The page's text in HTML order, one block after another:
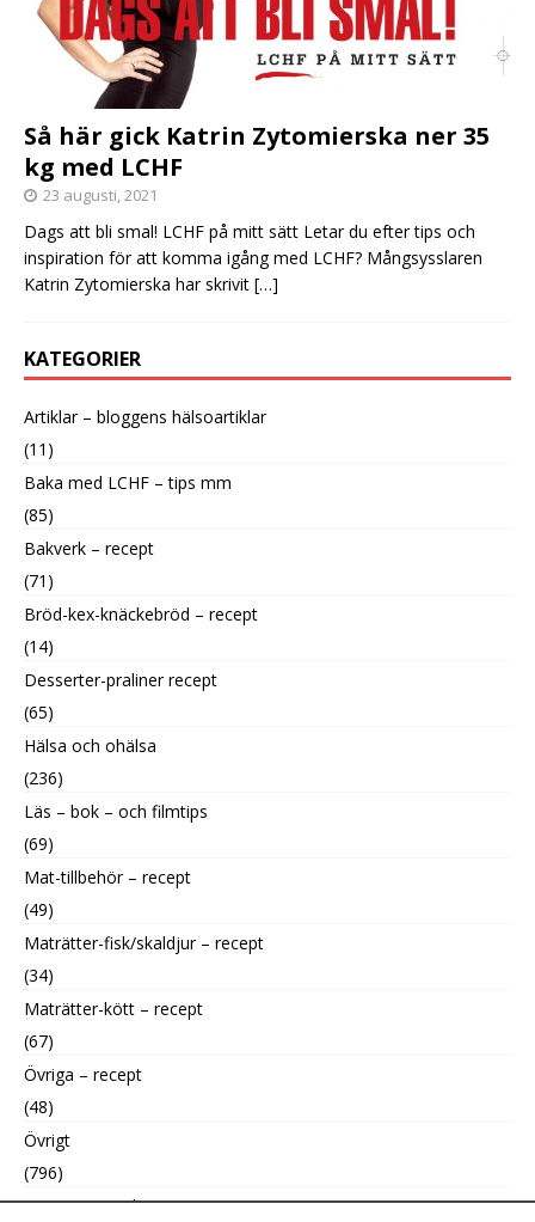
Så här gick Katrin Zytomierska ner 35
kg med LCHF
23 augusti, 2021
Dags att bli smal! LCHF på mitt sätt Letar du efter tips och
inspiration för att komma igång med LCHF? Mångsysslaren
Katrin Zytomierska har skrivit […]
KATEGORIER
Artiklar – bloggens hälsoartiklar
(11)
Baka med LCHF – tips mm
(85)
Bakverk – recept
(71)
Bröd-kex-knäckebröd – recept
(14)
Desserter-praliner recept
(65)
Hälsa och ohälsa
(236)
Läs – bok – och filmtips
(69)
Mat-tillbehör – recept
(49)
Maträtter-fisk/skaldjur – recept
(34)
Maträtter-kött – recept
(67)
Övriga – recept
(48)
Övrigt
(796)
Uncategorized